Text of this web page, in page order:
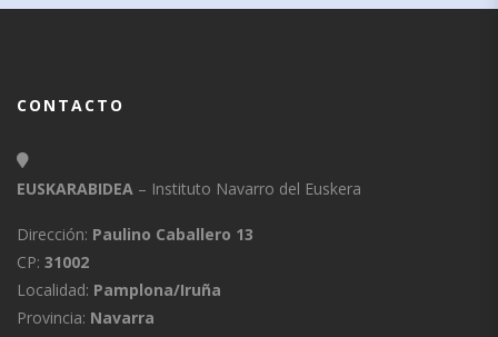
CONTACTO
EUSKARABIDEA – Instituto Navarro del Euskera
Dirección: Paulino Caballero 13
CP: 31002
Localidad: Pamplona/Iruña
Provincia: Navarra